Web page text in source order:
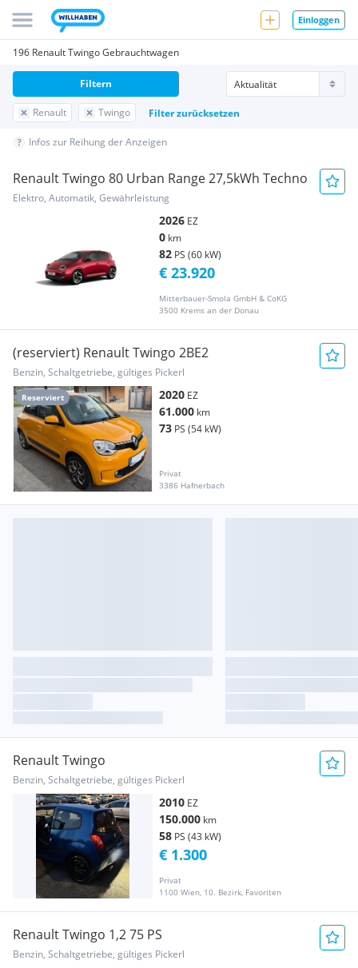
Einloggen
196 Renault Twingo Gebrauchtwagen
Renault Twingo Filter zurücksetzen
Filtern
Infos zur Reihung der Anzeigen
Renault Twingo 80 Urban Range 27,5kWh Techno
Elektro, Automatik, Gewährleistung
2026 EZ
0 km
82 PS (60 kW)
Mitterbauer-Smola GmbH & CoKG
3500 Krems an der Donau
€ 23.920
Reserviert
(reserviert) Renault Twingo 2BE2
Benzin, Schaltgetriebe, gültiges Pickerl
2020 EZ
61.000 km
73 PS (54 kW)
Privat
3386 Hafnerbach
Renault Twingo
Benzin, Schaltgetriebe, gültiges Pickerl
2010 EZ
150.000 km
58 PS (43 kW)
Privat
1100 Wien, 10. Bezirk, Favoriten
€ 1.300
Renault Twingo 1,2 75 PS
Benzin, Schaltgetriebe, gültiges Pickerl